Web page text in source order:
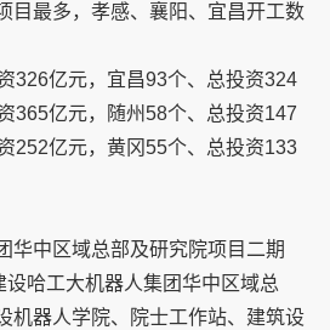
目最多，孝感、襄阳、宜昌开工数
326亿元，宜昌93个、总投资324
365亿元，随州58个、总投资147
252亿元，黄冈55个、总投资133
华中区域总部及研究院项目二期
哈工大机器人集团华中区域总
机器人学院、院士工作站、建筑设